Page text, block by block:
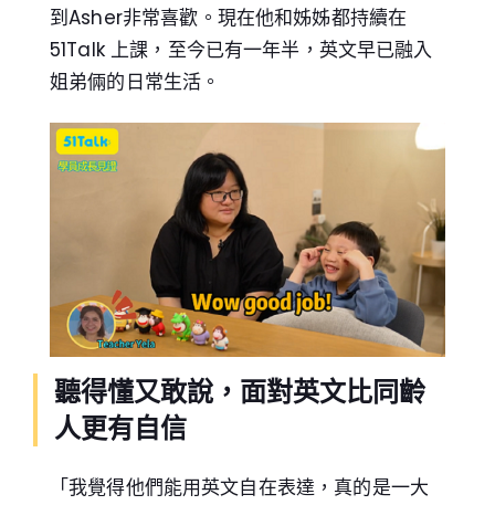
到Asher非常喜歡。現在他和姊姊都持續在
51Talk 上課，至今已有一年半，英文早已融入
姐弟倆的日常生活。
聽得懂又敢說，面對英文比同齡
人更有自信
「我覺得他們能用英文自在表達，真的是一大